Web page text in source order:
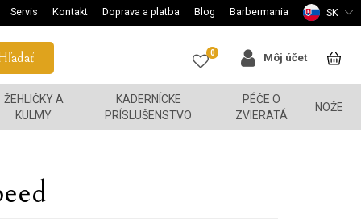
Servis Kontakt Doprava a platba Blog Barbermania SK
0 Môj účet
ŽEHLIČKY A
KULMY
KADERNÍCKE
PRÍSLUŠENSTVO
PÉČE O
ZVIERATÁ
NOŽE